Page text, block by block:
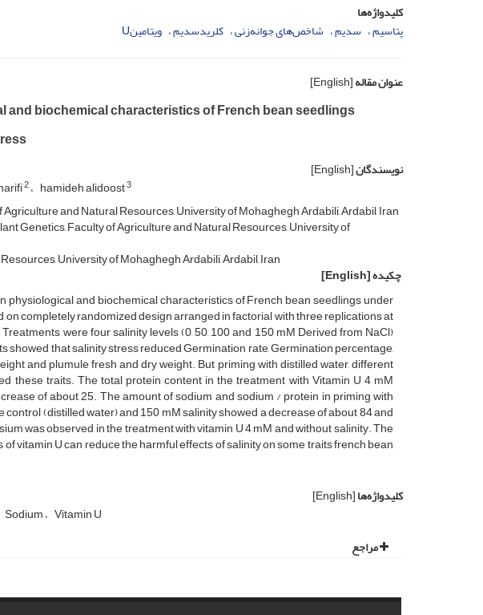
کلیدواژه‌ها
پتاسیم سدیم شاخص‌های جوانه‌زنی کلریدسدیم ویتامینU
عنوان مقاله[English]
biochemical characteristics of French bean seedlings
نویسندگان[English]
2 hamideh alidoost3
and Natural Resources, University of Mohaghegh Ardabili, Ardabil, Iran
Genetics, Faculty of Agriculture and Natural Resources, University of
University of Mohaghegh Ardabili, Ardabil, Iran
چکیده[English]
physiological and biochemical characteristics of French bean seedlings under
completely randomized design arranged in factorial with three replications at
were four salinity levels (0, 50, 100 and 150 mM Derived from NaCl)
showed that salinity stress reduced Germination rate, Germination percentage,
and plumule fresh and dry weight. But priming with distilled water, different
these traits. The total protein content in the treatment with Vitamin U 4 mM
of about 25. The amount of sodium and sodium / protein in priming with
(distilled water) and 150 mM salinity showed a decrease of about 84 and
was observed in the treatment with vitamin U 4 mM and without salinity. The
vitamin U can reduce the harmful effects of salinity on some traits french bean
کلیدواژه‌ها[English]
Sodium Vitamin U
مراجع